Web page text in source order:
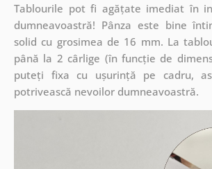
Tablourile pot fi agățate imediat în
dumneavoastră! Pânza este bine
solid cu grosimea de 16 mm. La
până la 2 cârlige (în funcție de
puteți fixa cu ușurință pe cadru,
potrivească nevoilor dumneavoastră.